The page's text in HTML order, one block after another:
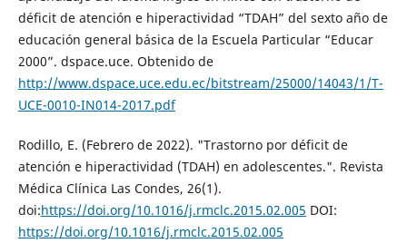
déficit de atención e hiperactividad “TDAH” del sexto año de
educación general básica de la Escuela Particular “Educar
2000”. dspace.uce. Obtenido de
http://www.dspace.uce.edu.ec/bitstream/25000/14043/1/T-
UCE-0010-IN014-2017.pdf
Rodillo, E. (Febrero de 2022). "Trastorno por déficit de
atención e hiperactividad (TDAH) en adolescentes.". Revista
Médica Clínica Las Condes, 26(1).
doi:https://doi.org/10.1016/j.rmclc.2015.02.005 DOI:
https://doi.org/10.1016/j.rmclc.2015.02.005